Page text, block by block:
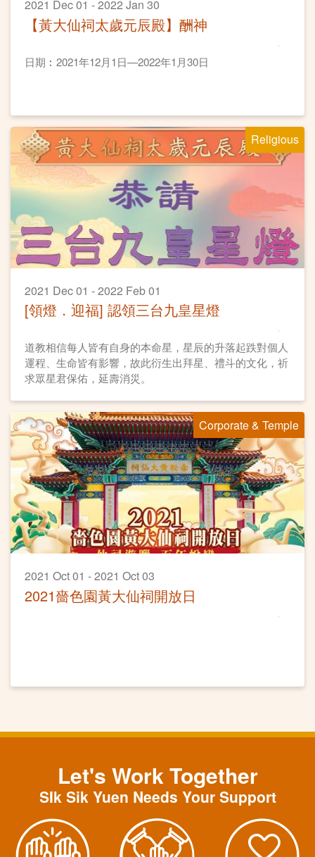
2021 Dec 01 - 2022 Jan 30
【黃大仙祠太歲元辰殿】酬神
日期︰2021年12月1日—2022年1月30日
Religious
2021 Dec 01 - 2022 Feb 01
[領燈．迎福] 認領三台九皇星燈
道教相信每人皆有自身的本命星，星辰的升落起跌對個人
運程、生命皆有影響，故此衍生出拜星、禮斗的文化，祈
求眾星君保佑，延壽消災。
Corporate & Temple
2021 Oct 01 - 2021 Oct 03
2021嗇色園黃大仙祠開放日
Let's Work Together
SIk Sik Yuen Needs Your Support